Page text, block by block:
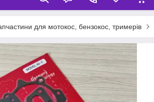
для мотокос, бензокос, тримерів